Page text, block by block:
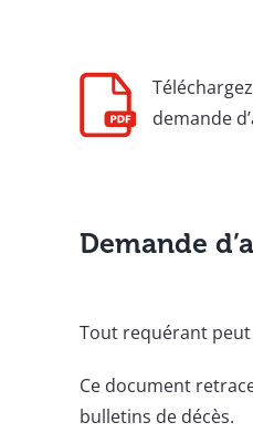
demande
Demande
Tout requérant peut
Ce document
bulletins de décès.